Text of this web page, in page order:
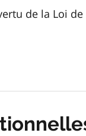
de la Loi